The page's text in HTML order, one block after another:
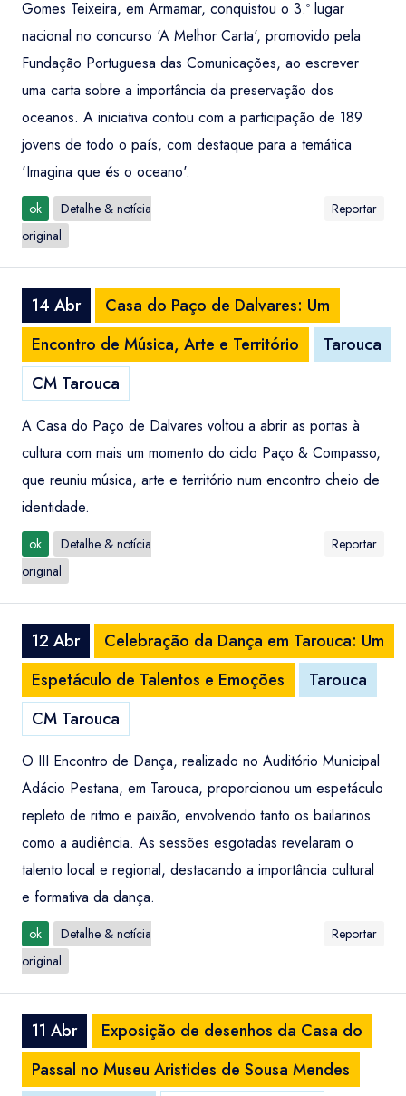
Gomes Teixeira, em Armamar, conquistou o 3.º lugar
nacional no concurso 'A Melhor Carta', promovido pela
Fundação Portuguesa das Comunicações, ao escrever
uma carta sobre a importância da preservação dos
oceanos. A iniciativa contou com a participação de 189
jovens de todo o país, com destaque para a temática
'Imagina que és o oceano'.
ok
Detalhe & notícia
original
Reportar
14 Abr
Casa do Paço de Dalvares: Um
Encontro de Música, Arte e Território
Tarouca
CM Tarouca
A Casa do Paço de Dalvares voltou a abrir as portas à
cultura com mais um momento do ciclo Paço & Compasso,
que reuniu música, arte e território num encontro cheio de
identidade.
ok
Detalhe & notícia
original
Reportar
12 Abr
Celebração da Dança em Tarouca: Um
Espetáculo de Talentos e Emoções
Tarouca
CM Tarouca
O III Encontro de Dança, realizado no Auditório Municipal
Adácio Pestana, em Tarouca, proporcionou um espetáculo
repleto de ritmo e paixão, envolvendo tanto os bailarinos
como a audiência. As sessões esgotadas revelaram o
talento local e regional, destacando a importância cultural
e formativa da dança.
ok
Detalhe & notícia
original
Reportar
11 Abr
Exposição de desenhos da Casa do
Passal no Museu Aristides de Sousa Mendes